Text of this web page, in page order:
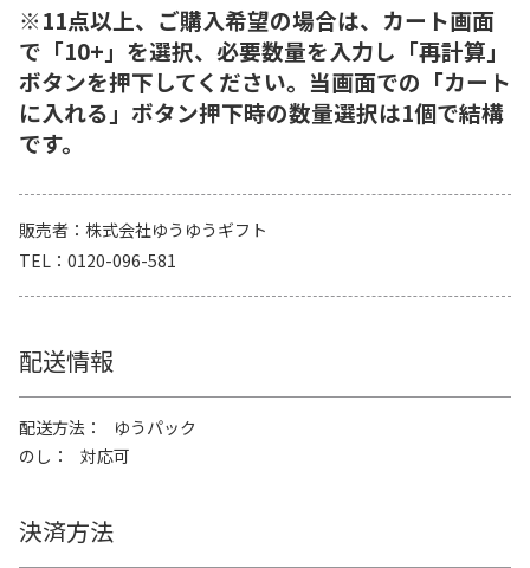
※11点以上、ご購入希望の場合は、カート画面
で「10+」を選択、必要数量を入力し「再計算」
ボタンを押下してください。当画面での「カート
に入れる」ボタン押下時の数量選択は1個で結構
です。
販売者
株式会社ゆうゆうギフト
TEL
0120-096-581
配送情報
配送方法
ゆうパック
のし
対応可
決済方法